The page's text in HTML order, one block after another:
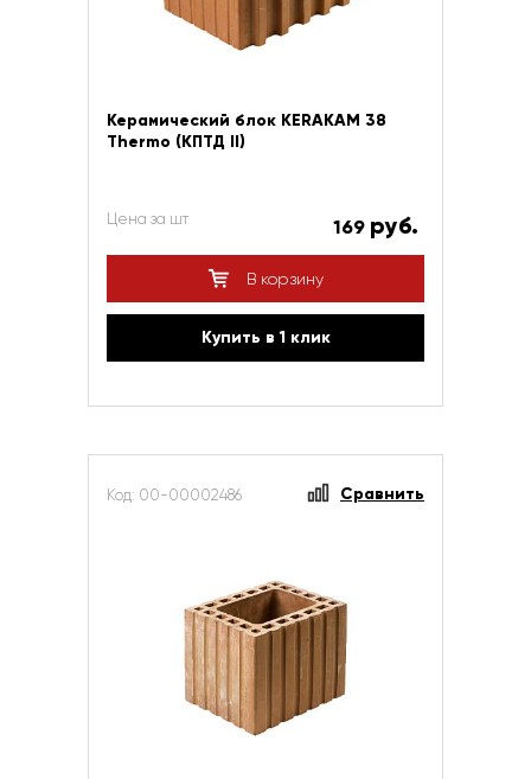
Керамический блок KERAKAM 38
Thermo (КПТД II)
Цена за шт 169 руб.
В корзину
Купить в 1 клик
Код: 00-00002486 Сравнить